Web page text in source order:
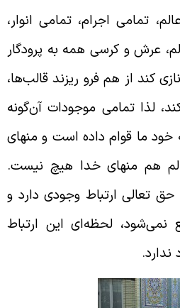
تمامی اجرام، تمامی انوار،
عرش و کرسی همه به پرودگار
کند از هم فرو ریزند قالب‌ها،
لذا تمامی موجودات آن‌گونه
ما قوام داده است و منهای
هم منهای خدا هیچ نیست.
تعالی ارتباط وجودی دارد و
لحظه‌ای این ارتباط